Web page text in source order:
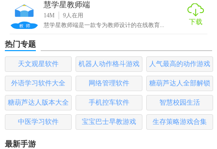
【慧学星安卓版优势】
1. 个性化学习：根据用户学习数据提供定制化学习路径，提
升学习效率。
2. 互动性强：支持多种形式的师生互动，增强学习趣味性和
有效性。
3. 资源丰富：涵盖广泛的学习资源，满足不同年龄段和学科
需求。
4. 便捷操作：界面简洁友好，操作流畅，适合各年龄段用
慧学星教师端
14M 9人在用
慧学星教师端是一款专为教师设计的在线教育...
下载
热门专题
天文观星软件
机器人动作格斗游戏
大全
人气最高的动作游戏
排行榜
外语学习软件大全 网络管理软件
糖葫芦达人全部解锁
版
糖葫芦达人版本大全 手机控车软件 智慧校园生活
中医学习软件 宝宝巴士早教游戏 生存策略游戏合集
最新手游